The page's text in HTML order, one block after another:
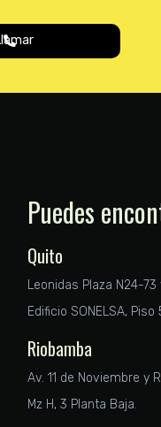
Puedes
Quito
Leonidas Plaza N24-
Edificio SONELSA, Piso
Riobamba
Av. 11 de Noviembre y
Mz H, 3 Planta Baja.